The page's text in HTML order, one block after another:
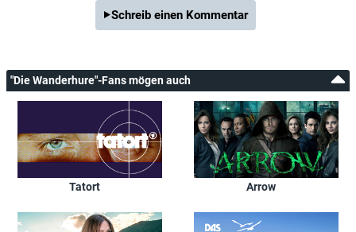
Schreib einen Kommentar
"Die Wanderhure"-Fans mögen auch
Tatort Arrow